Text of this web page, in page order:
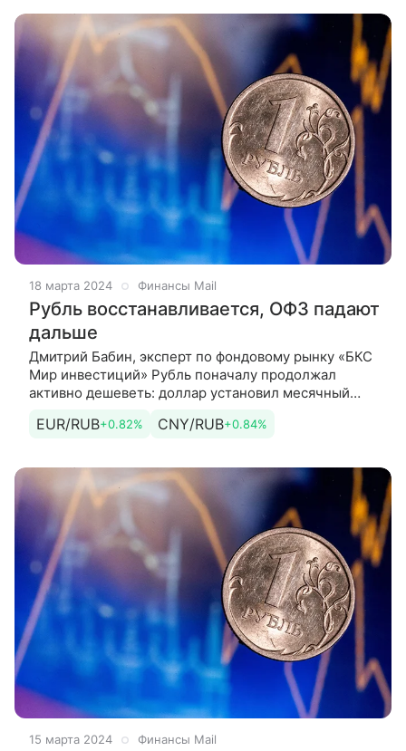
18 марта 2024 Финансы Mail
Рубль восстанавливается, ОФЗ падают
дальше
Дмитрий Бабин, эксперт по фондовому рынку «БКС
Мир инвестиций» Рубль поначалу продолжал
активно дешеветь: доллар установил месячный
EUR/RUB+0.82% CNY/RUB+0.84%
15 марта 2024 Финансы Mail